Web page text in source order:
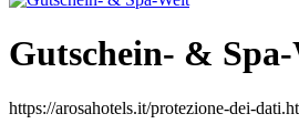
Gutschein- &
https://arosahotels.it/protezione-dei-